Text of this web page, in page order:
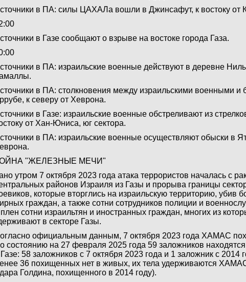
в ПА: силы ЦАХАЛа вошли в Джинсафут, к востоку от
в Газе сообщают о взрыве на востоке города Газа.
в ПА: израильские военные действуют в деревне
в ПА: столкновения между израильскими военными и
к северу от Хеврона.
в Газе: израильские военные обстреливают из
от Хан-Юниса, юг сектора.
в ПА: израильские военные осуществляют обыски в
"ЖЕЛЕЗНЫЕ МЕЧИ"
утром 7 октября 2023 года атака террористов началась с
районов Израиля из Газы и прорыва границы
которые вторглись на израильскую территорию, убив
граждан, а также сотни сотрудников полиции и
сотни израильтян и иностранных граждан, многих из
в секторе Газы.
официальным данным, 7 октября 2023 года ХАМАС
состоянию на 27 февраля 2025 года 59 заложников
58 заложников с 7 октября 2023 года и 1 заложник с 2014
36 похищенных нет в живых, их тела удерживаются
Голдина, похищенного в 2014 году).